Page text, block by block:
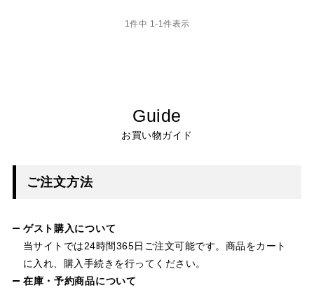
1 件中 1 -1 件表示
Guide
お買い物ガイド
ご注文方法
ゲスト購入について
当サイトでは24時間365日ご注文可能です。商品をカート
に入れ、購入手続きを行ってください。
在庫・予約商品について